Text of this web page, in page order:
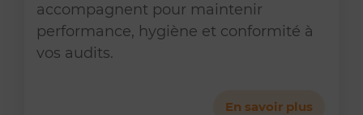
accompagnent pour maintenir
performance, hygiène et conformité à
vos audits.
En savoir plus